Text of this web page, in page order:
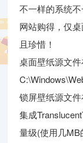
不一样的系统
网站购得，仅
且珍惜！
桌面壁纸源文件
锁屏壁纸源文
集成
量级(使用几